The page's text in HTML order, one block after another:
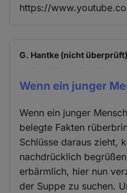
https://
G. Hantke (nicht überprüft)
Wenn ein junger
Wenn ein junger
belegte Fakten
Schlüsse daraus zieht,
nachdrücklich
erbärmlich, hier nun
der Suppe zu suchen.